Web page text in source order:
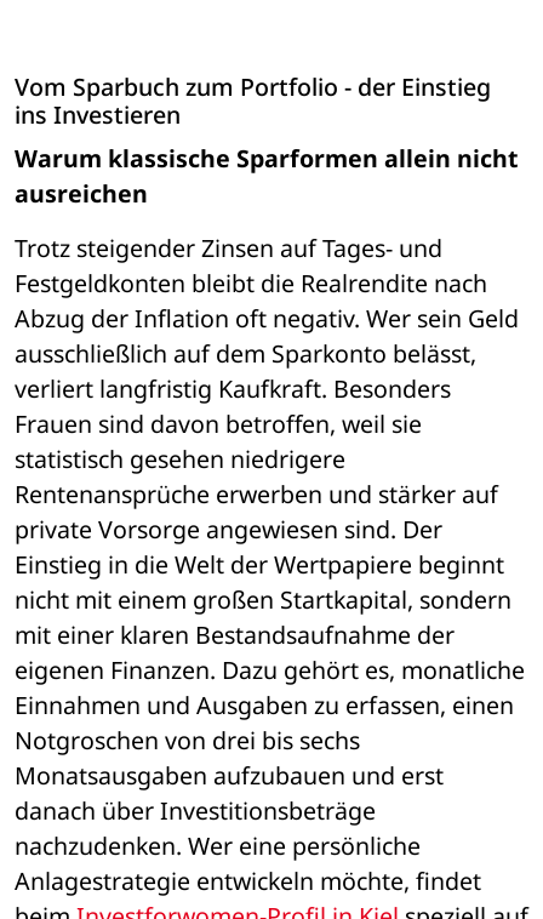
Vom Sparbuch zum Portfolio - der Einstieg
ins Investieren
Warum klassische Sparformen allein nicht
ausreichen
Trotz steigender Zinsen auf Tages- und
Festgeldkonten bleibt die Realrendite nach
Abzug der Inflation oft negativ. Wer sein Geld
ausschließlich auf dem Sparkonto belässt,
verliert langfristig Kaufkraft. Besonders
Frauen sind davon betroffen, weil sie
statistisch gesehen niedrigere
Rentenansprüche erwerben und stärker auf
private Vorsorge angewiesen sind. Der
Einstieg in die Welt der Wertpapiere beginnt
nicht mit einem großen Startkapital, sondern
mit einer klaren Bestandsaufnahme der
eigenen Finanzen. Dazu gehört es, monatliche
Einnahmen und Ausgaben zu erfassen, einen
Notgroschen von drei bis sechs
Monatsausgaben aufzubauen und erst
danach über Investitionsbeträge
nachzudenken. Wer eine persönliche
Anlagestrategie entwickeln möchte, findet